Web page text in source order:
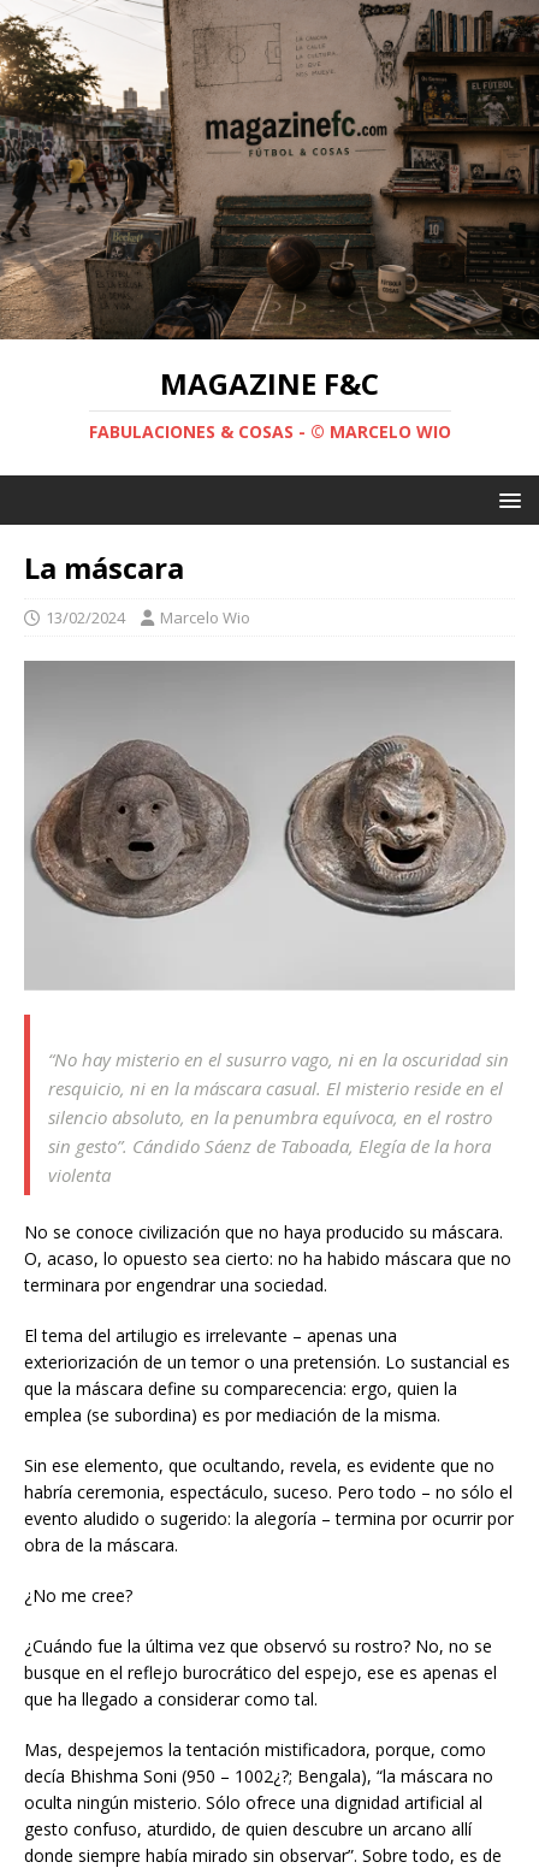
MAGAZINE F&C
FABULACIONES & COSAS - © MARCELO WIO
La máscara
13/02/2024 Marcelo Wio
“No hay misterio en el susurro vago, ni en la oscuridad sin
resquicio, ni en la máscara casual. El misterio reside en el
silencio absoluto, en la penumbra equívoca, en el rostro
sin gesto”. Cándido Sáenz de Taboada, Elegía de la hora
violenta
No se conoce civilización que no haya producido su máscara.
O, acaso, lo opuesto sea cierto: no ha habido máscara que no
terminara por engendrar una sociedad.
El tema del artilugio es irrelevante – apenas una
exteriorización de un temor o una pretensión. Lo sustancial es
que la máscara define su comparecencia: ergo, quien la
emplea (se subordina) es por mediación de la misma.
Sin ese elemento, que ocultando, revela, es evidente que no
habría ceremonia, espectáculo, suceso. Pero todo – no sólo el
evento aludido o sugerido: la alegoría – termina por ocurrir por
obra de la máscara.
¿No me cree?
¿Cuándo fue la última vez que observó su rostro? No, no se
busque en el reflejo burocrático del espejo, ese es apenas el
que ha llegado a considerar como tal.
Mas, despejemos la tentación mistificadora, porque, como
decía Bhishma Soni (950 – 1002¿?; Bengala), “la máscara no
oculta ningún misterio. Sólo ofrece una dignidad artificial al
gesto confuso, aturdido, de quien descubre un arcano allí
donde siempre había mirado sin observar”. Sobre todo, es de